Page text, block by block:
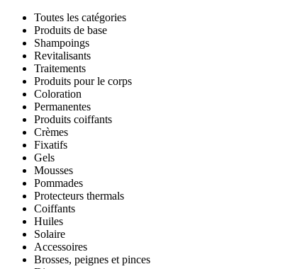
Toutes les catégories
Produits de base
Shampoings
Revitalisants
Traitements
Produits pour le corps
Coloration
Permanentes
Produits coiffants
Crèmes
Fixatifs
Gels
Mousses
Pommades
Protecteurs thermals
Coiffants
Huiles
Solaire
Accessoires
Brosses, peignes et pinces